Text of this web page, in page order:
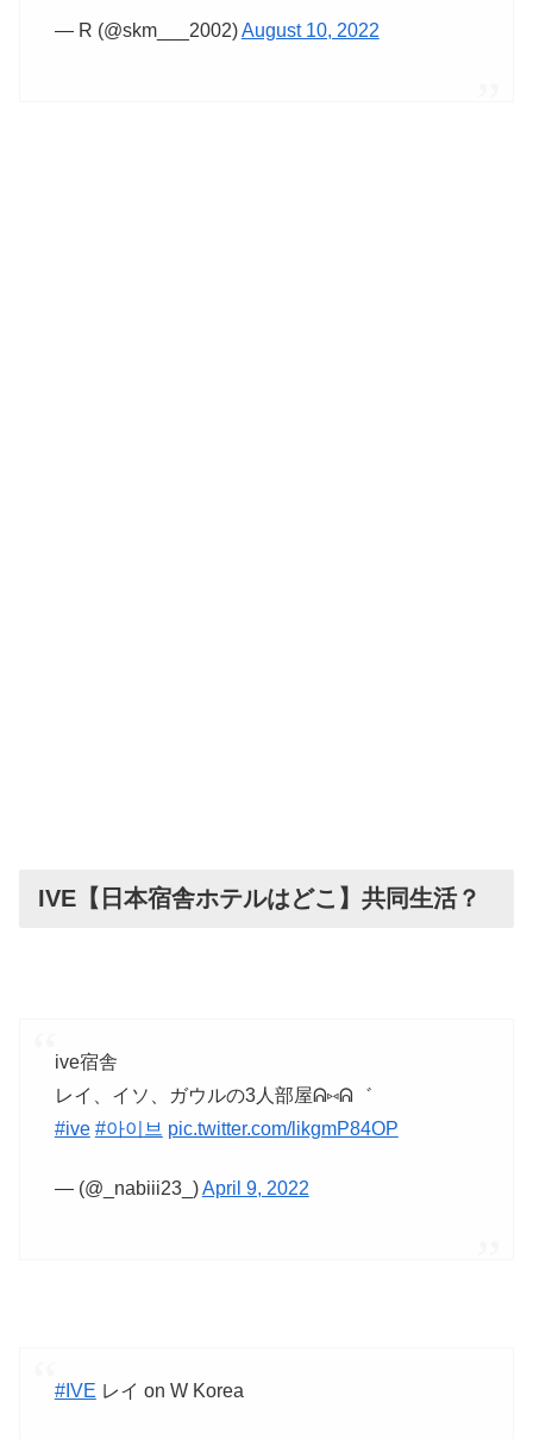
— R (@skm___2002)August 10, 2022
IVE【日本宿舎ホテルはどこ】共同生活？
ive宿舎
レイ、イソ、ガウルの3人部屋ᕱ⑅ᕱ゛
#ive #아이브 pic.twitter.com/likgmP84OP
— (@_nabiii23_)April 9, 2022
#IVE レイ on W Korea